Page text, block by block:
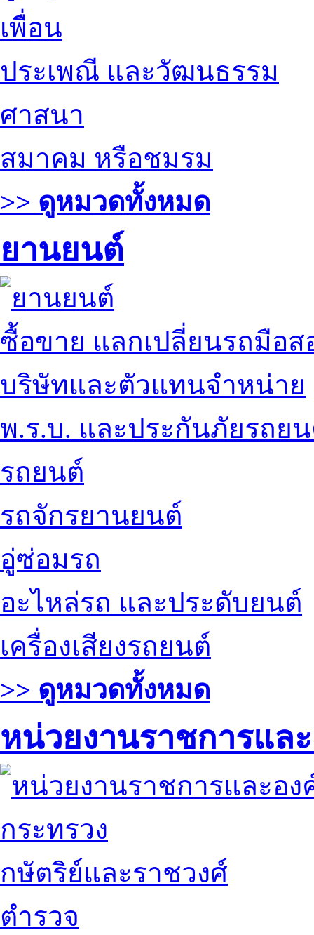
เพื่อน
ประเพณี และวัฒนธรรม
ศาสนา
สมาคม หรือชมรม
>> ดูหมวดทั้งหมด
ยานยนต์
ซื้อขาย แลกเปลี่ยนรถมือส
บริษัทและตัวแทนจำหน่าย
พ.ร.บ. และประกันภัยรถย
รถยนต์
รถจักรยานยนต์
อู่ซ่อมรถ
อะไหล่รถ และประดับยนต์
เครื่องเสียงรถยนต์
>> ดูหมวดทั้งหมด
หน่วยงานราชการแล
กระทรวง
กษัตริย์และราชวงศ์
ตำรวจ